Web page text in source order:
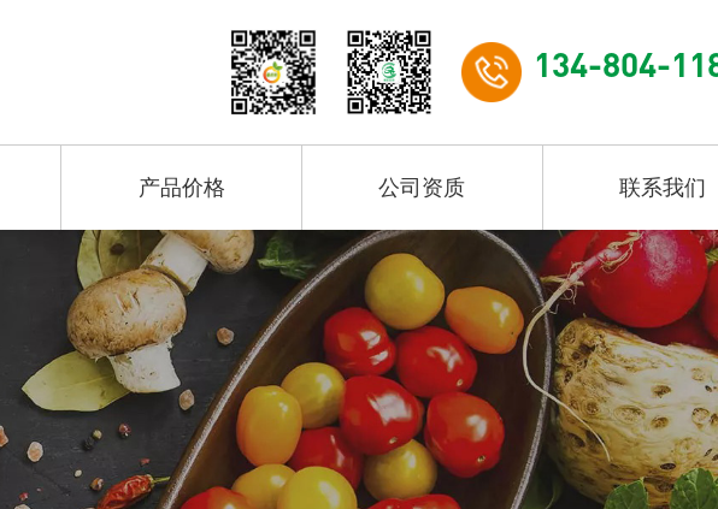
134-804-
产品价格 公司资质 联系我们